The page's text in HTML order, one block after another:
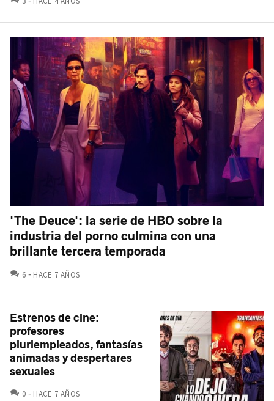
'The Deuce': la serie de HBO sobre la
industria del porno culmina con una
brillante tercera temporada
6 COMENTARIOS
HACE 7 AÑOS
Estrenos de cine:
profesores
pluriempleados, fantasías
animadas y despertares
sexuales
0 COMENTARIOS
HACE 7 AÑOS